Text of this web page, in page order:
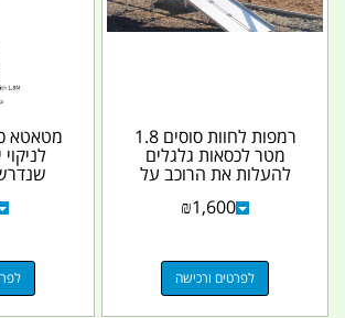
רמפות לחוות סוסים 1.8
מטר לכסאות גלגלים
להעלות את הרוכב על
₪1,600
לפרטים ורכישה
מטאטא